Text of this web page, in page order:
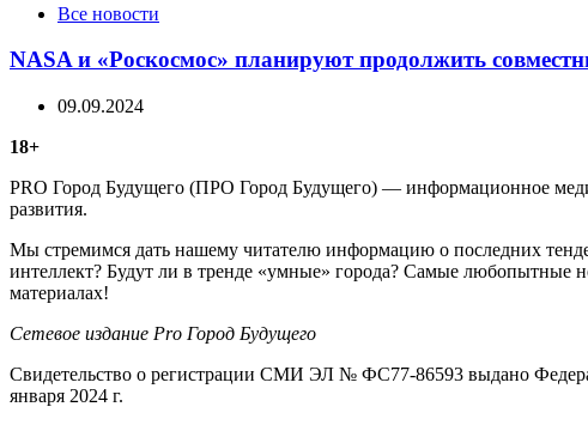
CategoriesВсе новости
NASA и «Роскосмос» планируют продолжить
09.09.2024
18+
PRO Город Будущего (ПРО Город Будущего) — информационное
развития.
Мы стремимся дать нашему читателю информацию о последних
интеллект? Будут ли в тренде «умные» города? Самые любопытные
материалах!
Сетевое издание Рrо Город Будущего
Свидетельство о регистрации СМИ ЭЛ № ФС77-86593 выдано
января 2024 г.